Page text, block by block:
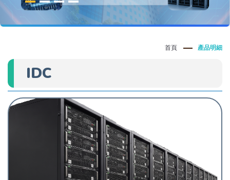
首頁 產品明細
IDC